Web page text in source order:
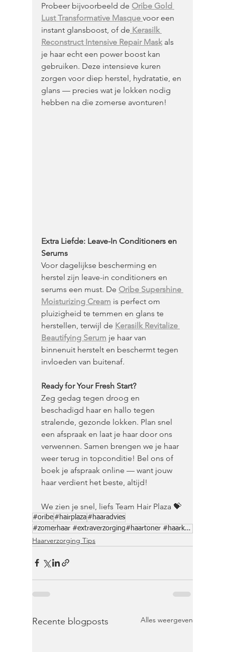
Probeer bijvoorbeeld de Oribe Gold
Lust Transformative Masque voor een
instant glansboost, of de Kerasilk
Reconstruct Intensive Repair Mask als
je haar echt een power boost kan
gebruiken. Deze intensieve kuren
zorgen voor diep herstel, hydratatie, en
glans — precies wat je lokken nodig
hebben na die zomerse avonturen!
Extra Liefde: Leave-In Conditioners en
Serums
Voor dagelijkse bescherming en
herstel zijn leave-in conditioners en
serums een must. De Oribe Supershine
Moisturizing Cream is perfect om
pluizigheid te temmen en glans te
herstellen, terwijl de Kerasilk Revitalize
Beautifying Serum je haar van
binnenuit herstelt en beschermt tegen
invloeden van buitenaf.
Ready for Your Fresh Start?
Zeg gedag tegen droog en
beschadigd haar en hallo tegen
stralende, gezonde lokken. Plan snel
een afspraak en laat je haar door ons
verwennen. Samen brengen we je haar
weer terug in topconditie! Bel ons of
boek je afspraak online — want jouw
haar verdient het beste, altijd!
We zien je snel, liefs Team Hair Plaza 💝
#oribe #hairplaza #haaradvies
#zomerhaar #extraverzorging#haartoner #haarkuur
Haarverzorging Tips
Recente blogposts Alles weergeven